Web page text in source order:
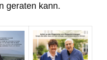
geraten kann.